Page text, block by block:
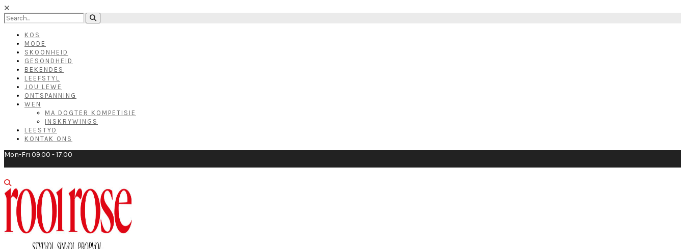
KOS
MODE
SKOONHEID
GESONDHEID
BEKENDES
LEEFSTYL
JOU LEWE
ONTSPANNING
WEN
MA DOGTER KOMPETISIE
INSKRYWINGS
LEESTYD
KONTAK ONS
Mon-Fri 09.00 - 17.00